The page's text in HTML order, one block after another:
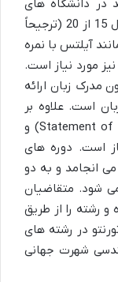
در دانشگاه های
کانادا، ارائه مدرک کارشناسی با حداقل معدل 15 از 20 (ترجیحاً
آیلتس با نمره
نیز مورد نیاز است.
مدرک زبان ارائه
است. علاوه بر
این، رزومه تحصیلی، انگیزه نامه (Statement of Purpose) و
است. دوره های
2 سال به طول می انجامد و به دو
شود. متقاضیان
رشته را از طریق
در رشته های
شهرت جهانی